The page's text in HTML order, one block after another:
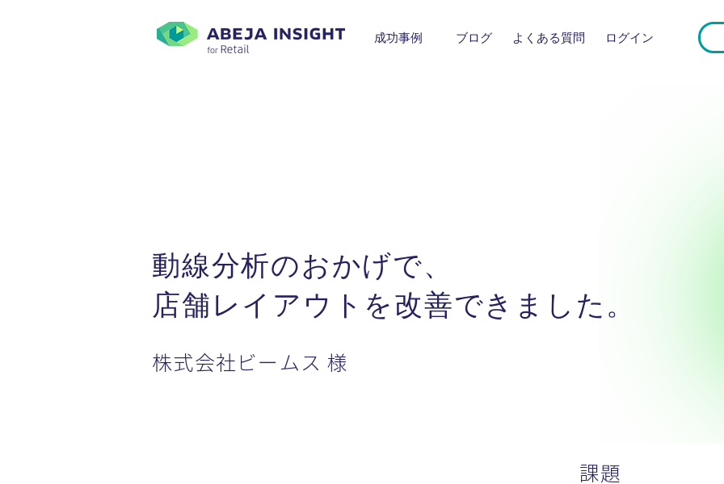
成功事例 ブログ よくある質問 ​ログイン
動線分析のおかげで、
店舗レイアウトを改善できました。
株式会社ビームス 様
課題